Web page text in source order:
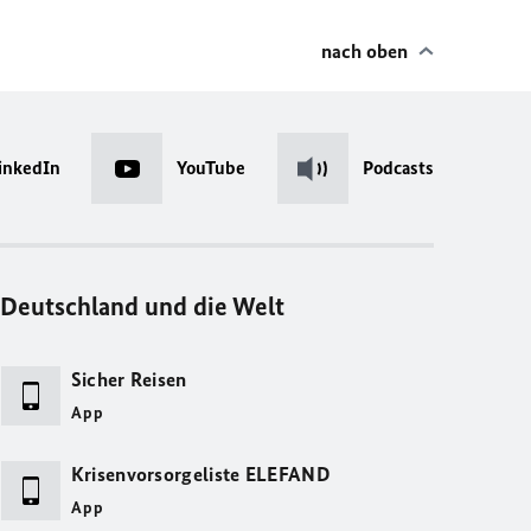
nach oben
YouTube Podcasts
Deutschland und die Welt
Sicher Reisen
App
Krisenvorsorgeliste ELEFAND
App